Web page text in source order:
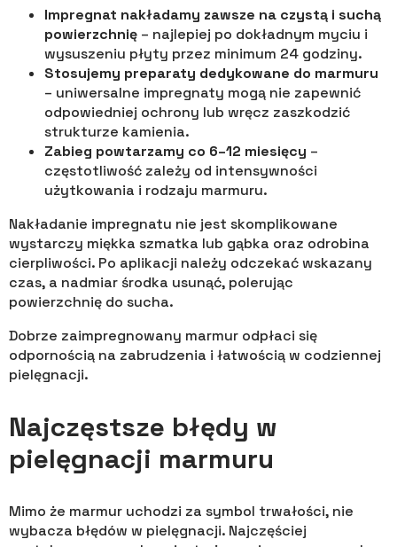
Impregnat nakładamy zawsze na czystą i suchą
powierzchnię – najlepiej po dokładnym myciu i
wysuszeniu płyty przez minimum 24 godziny.
Stosujemy preparaty dedykowane do marmuru
– uniwersalne impregnaty mogą nie zapewnić
odpowiedniej ochrony lub wręcz zaszkodzić
strukturze kamienia.
Zabieg powtarzamy co 6–12 miesięcy –
częstotliwość zależy od intensywności
użytkowania i rodzaju marmuru.
Nakładanie impregnatu nie jest skomplikowane
wystarczy miękka szmatka lub gąbka oraz odrobina
cierpliwości. Po aplikacji należy odczekać wskazany
czas, a nadmiar środka usunąć, polerując
powierzchnię do sucha.
Dobrze zaimpregnowany marmur odpłaci się
odpornością na zabrudzenia i łatwością w codziennej
pielęgnacji.
Najczęstsze błędy w
pielęgnacji marmuru
Mimo że marmur uchodzi za symbol trwałości, nie
wybacza błędów w pielęgnacji. Najczęściej